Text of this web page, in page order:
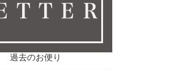
ＴＴＥＲ
過去のお便り